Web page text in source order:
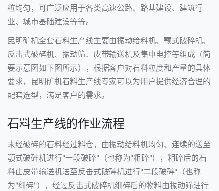
粒均匀，可广泛应用于各类高速公路、路基建设、建筑行
业、城市基础建设等等。
昆明矿机全套石料生产线主要由振动给料机、 颚式破碎机、
反击式破碎机、振动筛、皮带输送机及集中电控等组成（简
要示意图如下图所示），根据客户对石料粒度和产量的具体
要求，昆明矿机石料生产线专家可以为用户提供经济合理的
配套选型，满足客户的需求。
石料生产线的作业流程
未经破碎的石料经过料仓，由振动给料机均匀、连续的送至
颚式破碎机进行"一段破碎"（也称为"粗碎"），粗碎后的石
料由皮带输送机送至反击式破碎机进行"二段破碎"（也称
为"细碎"），经过反击式破碎机细碎后的物料由振动筛进行